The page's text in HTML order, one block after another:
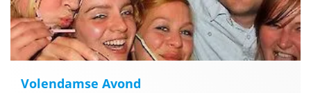
Volendamse Avond